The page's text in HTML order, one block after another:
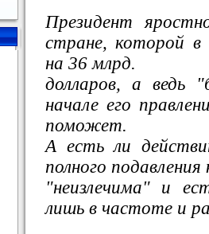
Президент
стране, которой
на 36 млрд.
долларов, а ведь
начале его
поможет.
А есть ли
полного
"неизлечима" и
лишь в частоте и